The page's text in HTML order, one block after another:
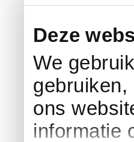
Deze
We
gebruiken,
ons
informatie